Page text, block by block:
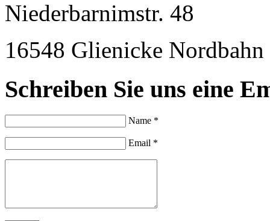
Niederbarnimstr. 48
16548 Glienicke Nordbahn
Schreiben Sie uns eine
Name *
Email *